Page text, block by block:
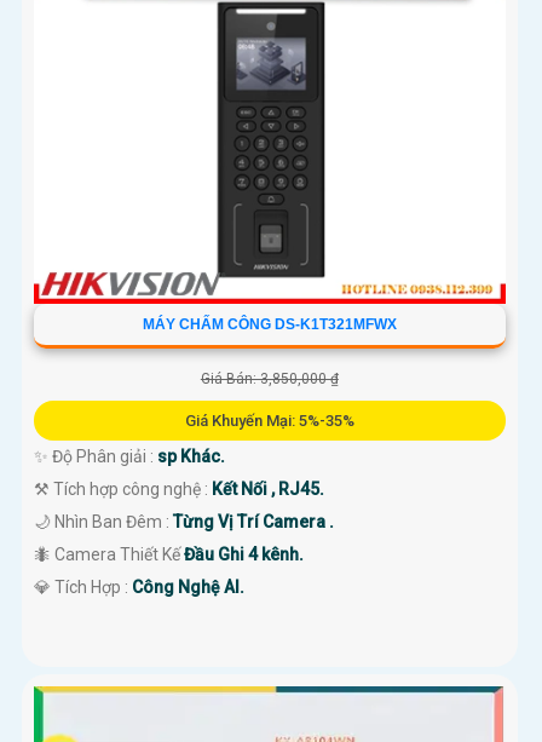
MÁY CHẤM CÔNG DS-K1T321MFWX
Giá Bán: 3,850,000 ₫
Giá Khuyến Mại: 5%-35%
✨ Độ Phân giải : sp Khác.
⚒ Tích hợp công nghệ : Kết Nối , RJ45.
🌙 Nhìn Ban Đêm :Từng Vị Trí Camera .
🐜 Camera Thiết KếĐầu Ghi 4 kênh.
️💎 Tích Hợp : Công Nghệ AI.